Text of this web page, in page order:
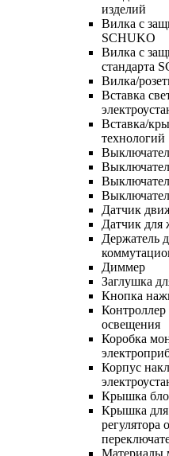
изделий
Вилка с
SCHUKO
Вилка с
стандарта
Вилка/
Вставка
Вставка/
технологий
Датчик
Датчик для
Держатель
Диммер
Заглушка
Кнопка
Контроллер
освещения
Коробка
Корпус
Крышка
Крышка для
регулятора
Материалы